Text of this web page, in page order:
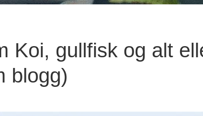
Koi, gullfisk og alt
blogg)